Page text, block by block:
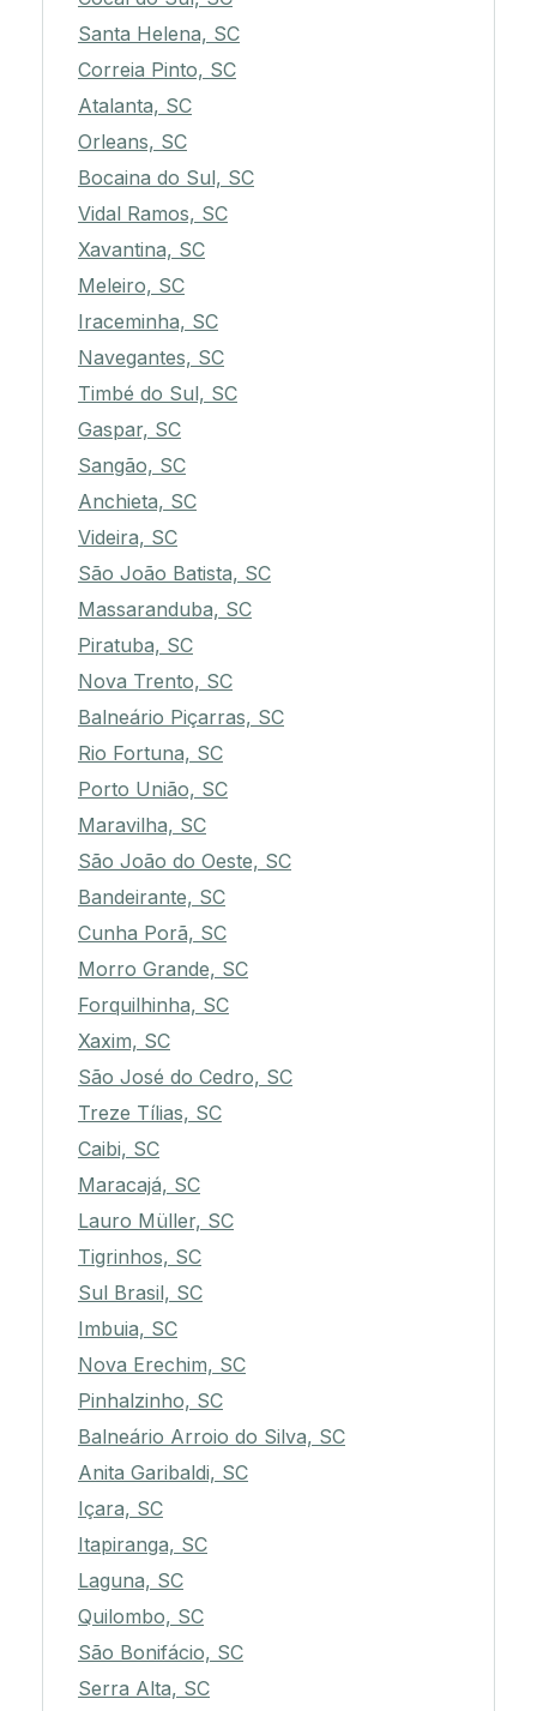
Santa Helena, SC
Correia Pinto, SC
Atalanta, SC
Orleans, SC
Bocaina do Sul, SC
Vidal Ramos, SC
Xavantina, SC
Meleiro, SC
Iraceminha, SC
Navegantes, SC
Timbé do Sul, SC
Gaspar, SC
Sangão, SC
Anchieta, SC
Videira, SC
São João Batista, SC
Massaranduba, SC
Piratuba, SC
Nova Trento, SC
Balneário Piçarras, SC
Rio Fortuna, SC
Porto União, SC
Maravilha, SC
São João do Oeste, SC
Bandeirante, SC
Cunha Porã, SC
Morro Grande, SC
Forquilhinha, SC
Xaxim, SC
São José do Cedro, SC
Treze Tílias, SC
Caibi, SC
Maracajá, SC
Lauro Müller, SC
Tigrinhos, SC
Sul Brasil, SC
Imbuia, SC
Nova Erechim, SC
Pinhalzinho, SC
Balneário Arroio do Silva, SC
Anita Garibaldi, SC
Içara, SC
Itapiranga, SC
Laguna, SC
Quilombo, SC
São Bonifácio, SC
Serra Alta, SC